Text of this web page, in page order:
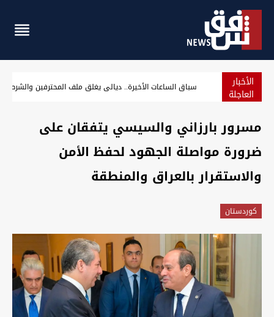
الأخبار
العاجلة سباق الساعات الأخيرة.. ديالى يغلق ملف المحترفين
مسرور بارزاني والسيسي يتفقان على
ضرورة مواصلة الجهود لحفظ الأمن
والاستقرار بالعراق والمنطقة
كوردستان